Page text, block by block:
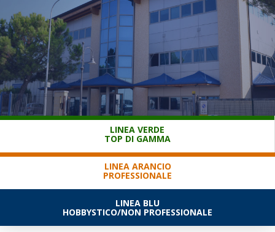
PRODOTTI
NORMATIVE
MEDIA
DOWNLOAD
SERVIZIO CLIENTI
LINEA VERDE
TOP DI GAMMA
LINEA ARANCIO
PROFESSIONALE
LINEA BLU
HOBBYSTICO/NON PROFESSIONALE